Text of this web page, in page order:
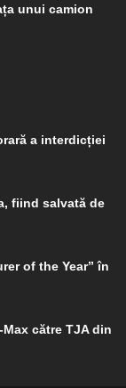
unui camion
a interdicției
fiind salvată de
of the Year” în
către TJA din